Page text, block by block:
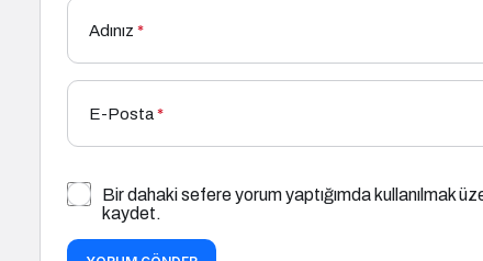
Adınız *
E-Posta*
Bir dahaki sefere yorum yaptığımda kullanılmak
kaydet.